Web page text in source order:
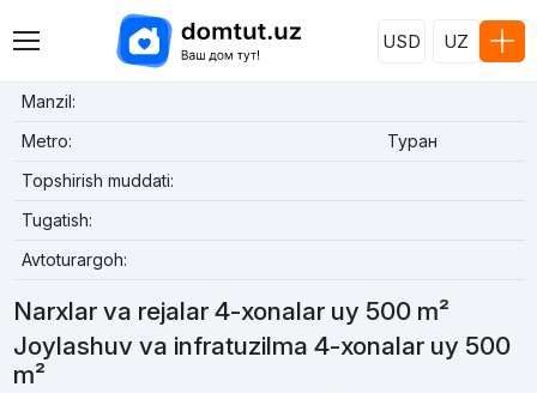
USD UZ
Manzil:
Metro:
Туран
Topshirish muddati:
Tugatish:
Avtoturargoh:
Narxlar va rejalar 4-xonalar uy 500 m²
Joylashuv va infratuzilma 4-xonalar uy 500
m²